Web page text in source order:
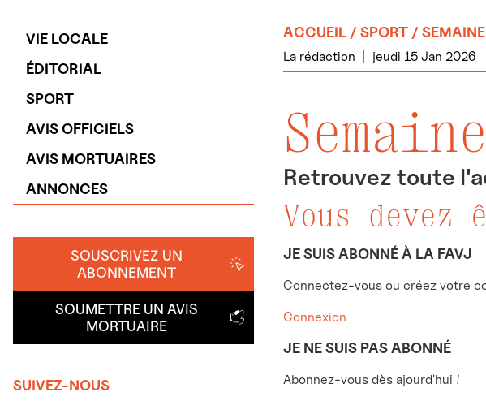
VIE LOCALE
ÉDITORIAL
SPORT
AVIS OFFICIELS
AVIS MORTUAIRES
ANNONCES
SOUSCRIVEZ UN
ABONNEMENT
SOUMETTRE UN AVIS
MORTUAIRE
SUIVEZ-NOUS
ACCUEIL /SPORT /
La rédaction jeudi 15 Jan 2026
Retrouvez toute
Vous devez
JE SUIS ABONNÉ À LA FAVJ
Connectez-vous ou créez votre
Connexion
JE NE SUIS PAS ABONNÉ
Abonnez-vous dès ajourd'hui !